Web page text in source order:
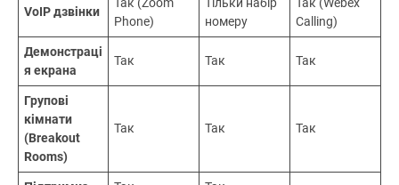
дзвінки)
Початкова
ціна
користувача
/місяць (Pro)
$6/
користувача
$14.50/
користувача
Максимальн
а кількість
учасників
До 1000 (на
До 1000
Понад 1000